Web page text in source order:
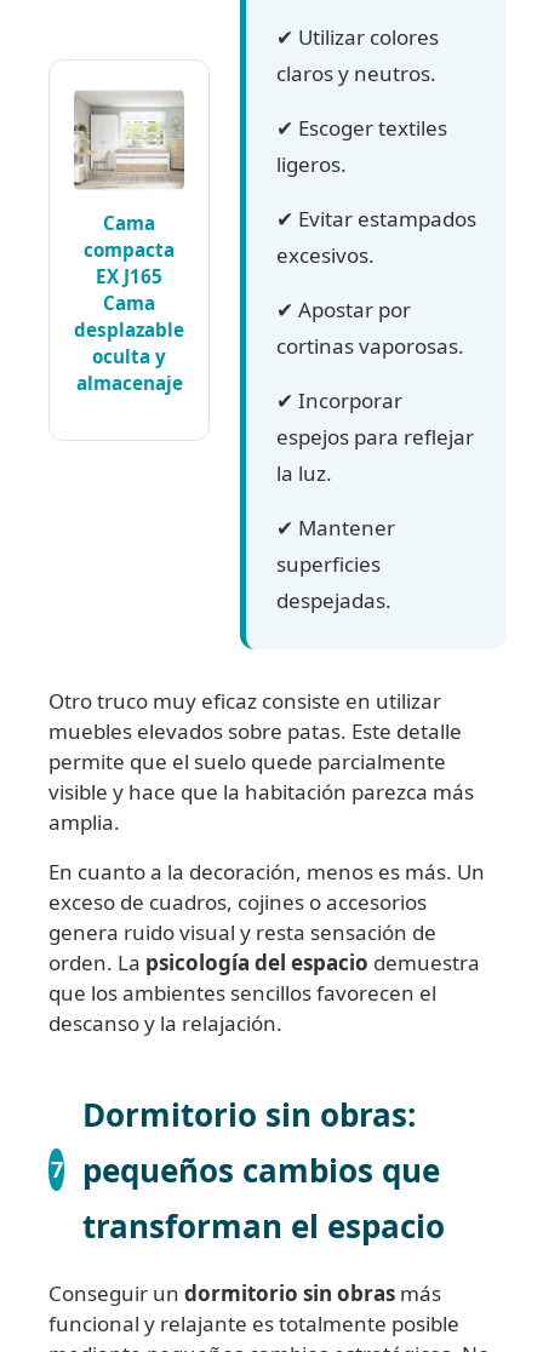
Cama
compacta
EX J165
Cama
desplazable
oculta y
almacenaje
✔ Utilizar colores
claros y neutros.
✔ Escoger textiles
ligeros.
✔ Evitar estampados
excesivos.
✔ Apostar por
cortinas vaporosas.
✔ Incorporar
espejos para reflejar
la luz.
✔ Mantener
superficies
despejadas.
Otro truco muy eficaz consiste en utilizar
muebles elevados sobre patas. Este detalle
permite que el suelo quede parcialmente
visible y hace que la habitación parezca más
amplia.
En cuanto a la decoración, menos es más. Un
exceso de cuadros, cojines o accesorios
genera ruido visual y resta sensación de
orden. La psicología del espacio demuestra
que los ambientes sencillos favorecen el
descanso y la relajación.
7
Dormitorio sin obras:
pequeños cambios que
transforman el espacio
Conseguir un dormitorio sin obras más
funcional y relajante es totalmente posible